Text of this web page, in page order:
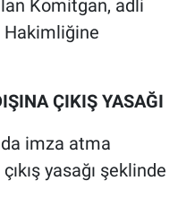
Komitgan, adli
Hakimliğine
ÇIKIŞ YASAĞI
imza atma
yasağı şeklinde